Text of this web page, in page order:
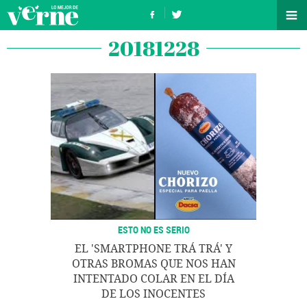
20181228
ESTO NO ES SERIO
EL 'SMARTPHONE TRÁ TRÁ' Y
OTRAS BROMAS QUE NOS HAN
INTENTADO COLAR EN EL DÍA
DE LOS INOCENTES